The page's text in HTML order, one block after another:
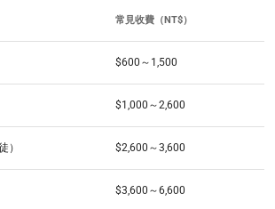
常見收費（NT$）
$600～1,500
$1,000～2,600
） $2,600～3,600
$3,600～6,600